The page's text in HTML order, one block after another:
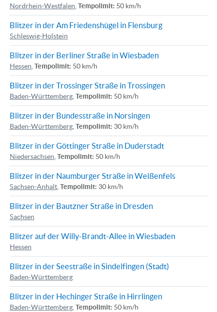
Nordrhein-Westfalen Tempolimit: 50 km/h
Blitzer in der Am Friedenshügel in Flensburg
Schleswig-Holstein
Blitzer in der Berliner Straße in Wiesbaden
Hessen Tempolimit: 50 km/h
Blitzer in der Trossinger Straße in Trossingen
Baden-Württemberg Tempolimit: 50 km/h
Blitzer in der Bundesstraße in Norsingen
Baden-Württemberg Tempolimit: 30 km/h
Blitzer in der Göttinger Straße in Duderstadt
Niedersachsen Tempolimit: 50 km/h
Blitzer in der Naumburger Straße in Weißenfels
Sachsen-Anhalt Tempolimit: 30 km/h
Blitzer in der Bautzner Straße in Dresden
Sachsen
Blitzer auf der Willy-Brandt-Allee in Wiesbaden
Hessen
Blitzer in der Seestraße in Sindelfingen (Stadt)
Baden-Württemberg
Blitzer in der Hechinger Straße in Hirrlingen
Baden-Württemberg Tempolimit: 50 km/h